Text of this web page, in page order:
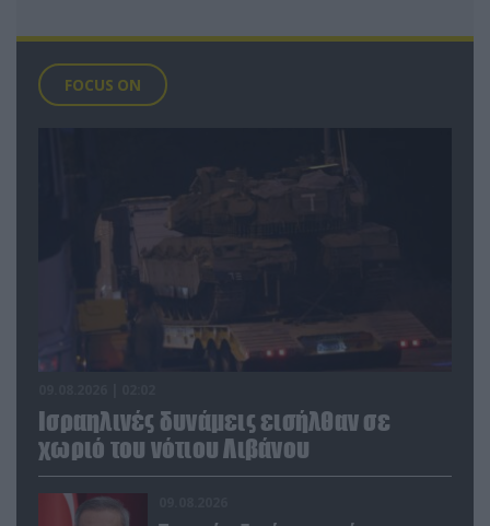
FOCUS ON
Ισραηλινές δυνάμεις εισήλθαν σε
χωριό του νότιου Λιβάνου